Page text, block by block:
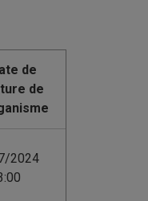
de
de
2024